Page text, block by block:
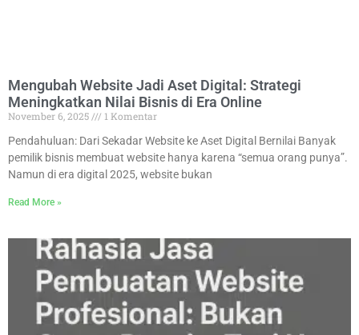
Mengubah Website Jadi Aset Digital: Strategi
Meningkatkan Nilai Bisnis di Era Online
November 6, 2025
1 Komentar
Pendahuluan: Dari Sekadar Website ke Aset Digital Bernilai Banyak
pemilik bisnis membuat website hanya karena “semua orang punya”.
Namun di era digital 2025, website bukan
Read More »